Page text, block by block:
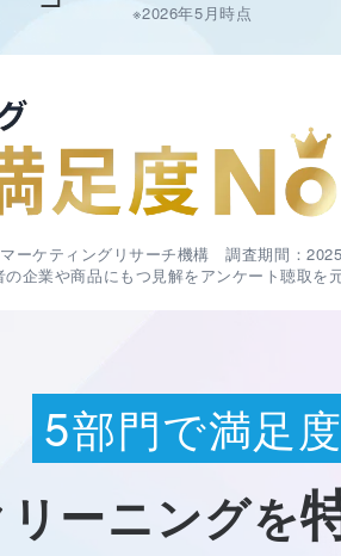
※2026年5月時点
ーケティングリサーチ機構 調査期間：
業や商品にもつ見解をアンケート聴取を
5部門で満足度
ーニングを